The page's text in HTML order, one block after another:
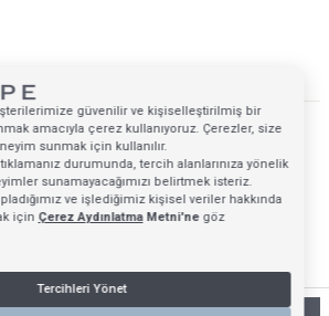
Adresi
güvenilir ve kişiselleştirilmiş bir
amacıyla çerez kullanıyoruz. Çerezler, size
sunmak için kullanılır.
durumunda, tercih alanlarınıza yönelik
sunamayacağımızı belirtmek isteriz.
ve işlediğimiz kişisel veriler hakkında
için Çerez AydınlatmaMetni'negöz
Tercihleri Yönet